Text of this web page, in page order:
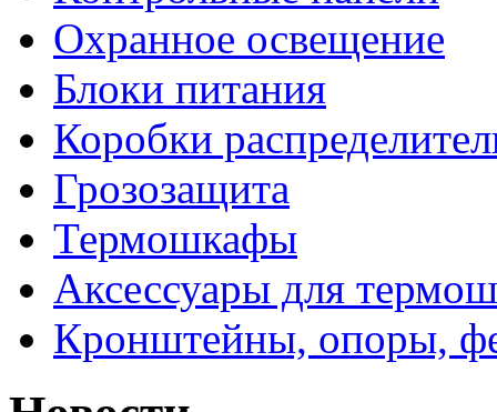
Охранное освещение
Блоки питания
Коробки
Грозозащита
Термошкафы
Аксессуары для
Кронштейны, опоры,